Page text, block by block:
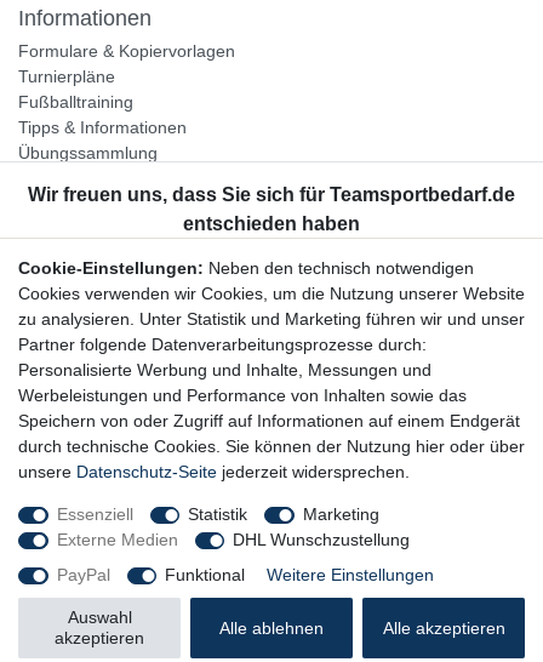
Informationen
Formulare & Kopiervorlagen
Turnierpläne
Fußballtraining
Tipps & Informationen
Übungssammlung
Unternehmen
Widerrufsrecht
Bestellung widerrufen
Datenschutzerklärung
AGB
Impressum
Newsletter
Newsletter-Anmeldung
© Copyright 2026 Trainingsunterlagen24 GmbH. Alle Rechte vorbehalten.
Cookie-Einstellungen: Neben den technisch notwendigen
Cookies verwenden wir Cookies, um die Nutzung unserer Website
zu analysieren. Unter Statistik und Marketing führen wir und unser
Partner folgende Datenverarbeitungsprozesse durch:
Personalisierte Werbung und Inhalte, Messungen und
Werbeleistungen und Performance von Inhalten sowie das
Speichern von oder Zugriff auf Informationen auf einem Endgerät
durch technische Cookies. Sie können der Nutzung hier oder über
unsere Datenschutz-Seite jederzeit widersprechen.
Essenziell Statistik
Marketing
Externe Medien
DHL Wunschzustellung
PayPal
Funktional Weitere Einstellungen
Alle akzeptieren
Alle ablehnen
Auswahl
akzeptieren